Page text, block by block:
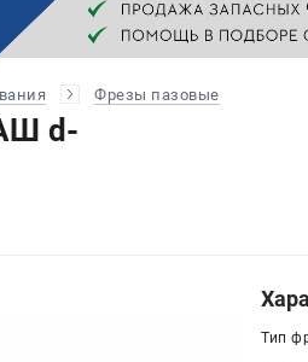
Фрезы пазовые
d-
Тип